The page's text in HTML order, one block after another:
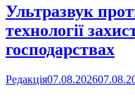
Ультразвук
технології
господарствах
Редакція07.08.2026